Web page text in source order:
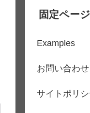
固定ページ
Examples
お問い合わ
サイトポリ